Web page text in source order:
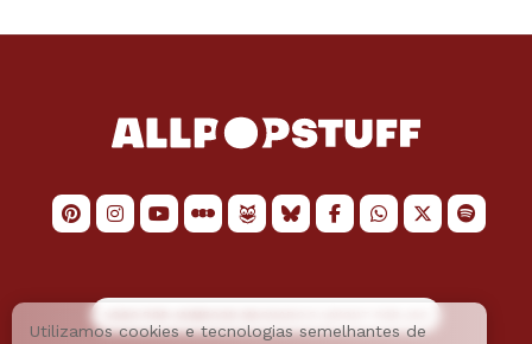
Utilizamos cookies e tecnologias semelhantes de